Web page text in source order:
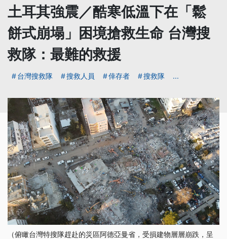
土耳其強震／酷寒低溫下在「鬆
餅式崩塌」困境搶救生命 台灣搜
救隊：最難的救援
台灣搜救隊 搜救人員 倖存者 搜救隊 ...
（俯瞰台灣特搜隊趕赴的災區阿德亞曼省，受損建物層層崩跌，呈